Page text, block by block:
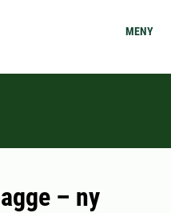
MENY
– ny